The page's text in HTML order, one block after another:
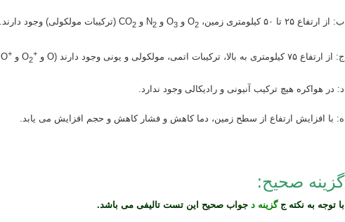
ب: از ارتفاع ۲۵ تا ۵۰ کیلومتری زمین، O 2 و O3 و N2 و CO2 (ترکیبات مولکولی) وجود دارند.
ج: از ارتفاع ۷۵ کیلومتری به بالا، ترکیبات اتمی، مولکولی و یونی وجود دارند (O و +
O2 و+O و
د: در هواکره هیچ ترکیب آنیونی و رادیکالی وجود ندارد.
ه: با افزایش ارتفاع از سطح زمین، دما کاهش و فشار کاهش و حجم افزایش می یابد.
گزینه صحیح:
با توجه به نکته جگزینه د جواب صحیح این تست تالیفی می باشد.